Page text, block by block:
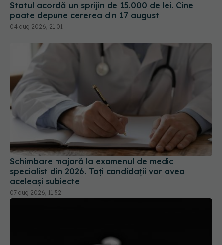
Statul acordă un sprijin de 15.000 de lei. Cine
poate depune cererea din 17 august
04 aug 2026, 21:01
Schimbare majoră la examenul de medic
specialist din 2026. Toți candidații vor avea
aceleași subiecte
07 aug 2026, 11:52